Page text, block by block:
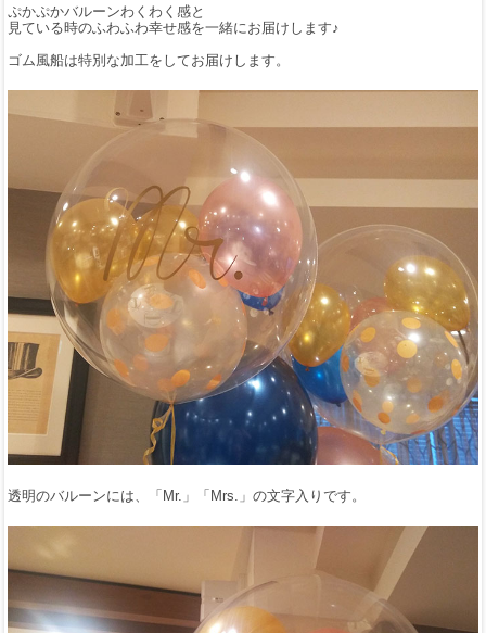
ぷかぷかバルーンわくわく感と
見ている時のふわふわ幸せ感を一緒にお届けします♪
ゴム風船は特別な加工をしてお届けします。
透明のバルーンには、「Mr.」「Mrs.」の文字入りです。